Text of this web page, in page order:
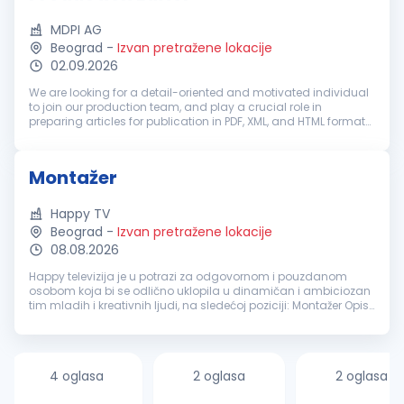
MDPI AG
Beograd - Izvan pretražene lokacije
02.09.2026
We are looking for a detail-oriented and motivated individual
to join our production team, and play a crucial role in
preparing articles for publication in PDF, XML, and HTML formats
Montažer
Happy TV
Beograd - Izvan pretražene lokacije
08.08.2026
Happy televizija je u potrazi za odgovornom i pouzdanom
osobom koja bi se odlično uklopila u dinamičan i ambiciozan
tim mladih i kreativnih ljudi, na sledećoj poziciji: Montažer Opis
na...
4 oglasa 2 oglasa 2 oglasa